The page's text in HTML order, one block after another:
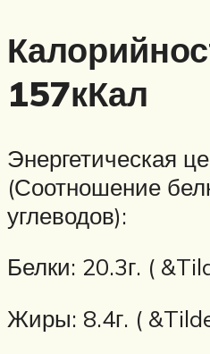
157кКал
Энергетическая
(Соотношение
углеводов):
Белки: 20.3г. (
Жиры: 8.4г. (